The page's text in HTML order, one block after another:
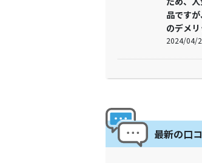
品です
のデメ
2024/04/
最新の口